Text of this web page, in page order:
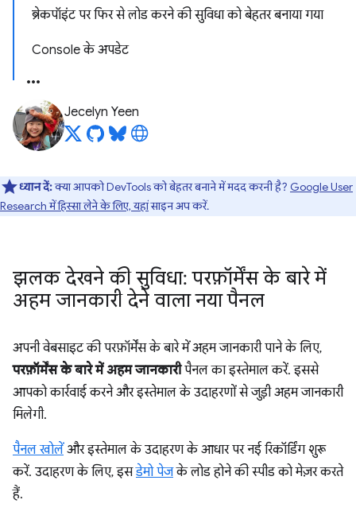
ब्रेकपॉइंट पर फिर से लोड करने की सुविधा को बेहतर बनाया गया
Console के अपडेट
Jecelyn Yeen
ध्यान दें:क्या आपको DevTools को बेहतर बनाने में मदद करनी है? Google User
Research में हिस्सा लेने के लिए, यहांसाइन अप करें.
झलक देखने की सुविधा: परफ़ॉर्मेंस के बारे में
अहम जानकारी देने वाला नया पैनल
अपनी वेबसाइट की परफ़ॉर्मेंस के बारे में अहम जानकारी पाने के लिए,
परफ़ॉर्मेंस के बारे में अहम जानकारीपैनल का इस्तेमाल करें. इससे
आपको कार्रवाई करने और इस्तेमाल के उदाहरणों से जुड़ी अहम जानकारी
मिलेगी.
पैनल खोलें और इस्तेमाल के उदाहरण के आधार पर नई रिकॉर्डिंग शुरू
करें. उदाहरण के लिए, इसडेमो पेजके लोड होने की स्पीड को मेज़र करते
हैं.